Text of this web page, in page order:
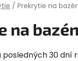
/ Prekrytie na
na
posledných 30 dní